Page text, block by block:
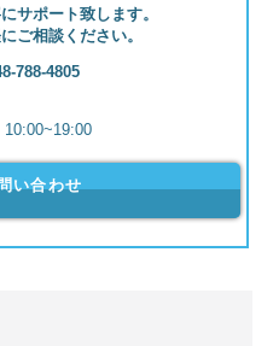
サポート致します。
ご相談ください。
788-4805
い合わせ